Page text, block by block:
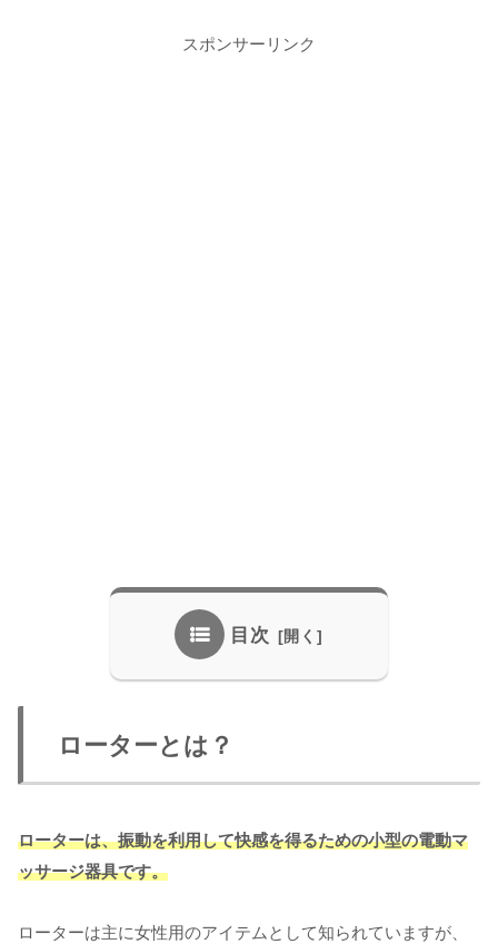
スポンサーリンク
目次
ローターとは？
ローターは、振動を利用して快感を得るための小型の電動マ
ッサージ器具です。
ローターは主に女性用のアイテムとして知られていますが、